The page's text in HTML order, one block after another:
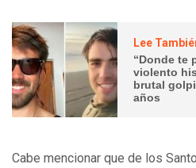
Lee
“Donde te
violento
brutal
años
Cabe mencionar que de los